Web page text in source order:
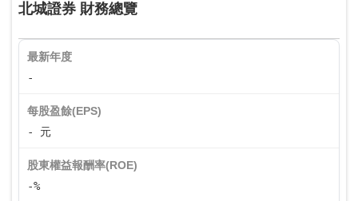
北城證券 財務總覽
最新年度
-
每股盈餘(EPS)
- 元
股東權益報酬率(ROE)
-%